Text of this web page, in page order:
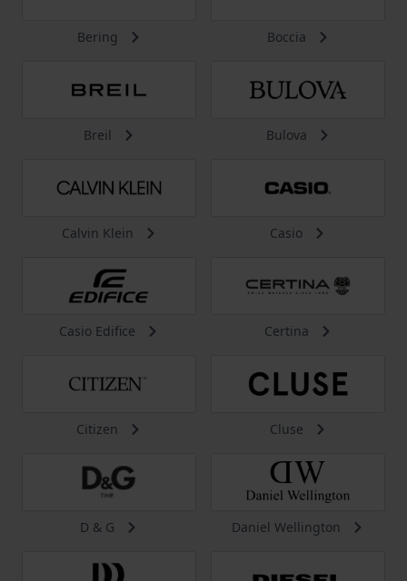
Bering Boccia
Breil Bulova
Calvin Klein Casio
Casio Edifice Certina
Citizen Cluse
D & G Daniel Wellington